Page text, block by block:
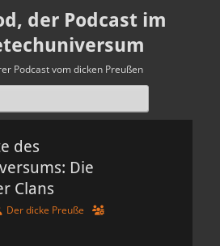
der Podcast im
Podcast vom dicken Preußen
des
Die
Clans
Der dicke Preuße